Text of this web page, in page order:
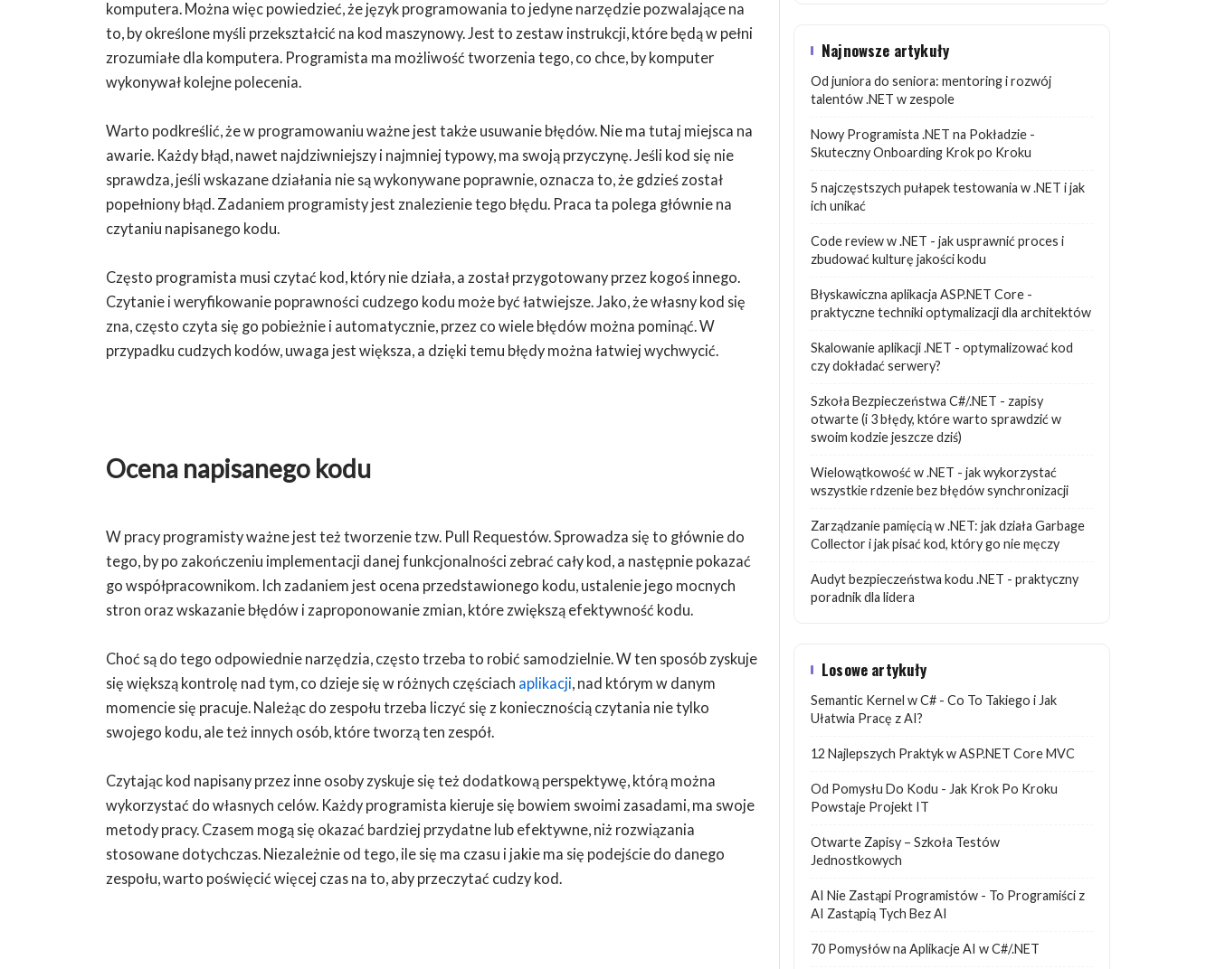
komputera. Można więc powiedzieć, że język programowania to jedyne narzędzie pozwalające na
to, by określone myśli przekształcić na kod maszynowy. Jest to zestaw instrukcji, które będą w pełni
zrozumiałe dla komputera. Programista ma możliwość tworzenia tego, co chce, by komputer
wykonywał kolejne polecenia.
Warto podkreślić, że w programowaniu ważne jest także usuwanie błędów. Nie ma tutaj miejsca na
awarie. Każdy błąd, nawet najdziwniejszy i najmniej typowy, ma swoją przyczynę. Jeśli kod się nie
sprawdza, jeśli wskazane działania nie są wykonywane poprawnie, oznacza to, że gdzieś został
popełniony błąd. Zadaniem programisty jest znalezienie tego błędu. Praca ta polega głównie na
czytaniu napisanego kodu.
Często programista musi czytać kod, który nie działa, a został przygotowany przez kogoś innego.
Czytanie i weryfikowanie poprawności cudzego kodu może być łatwiejsze. Jako, że własny kod się
zna, często czyta się go pobieżnie i automatycznie, przez co wiele błędów można pominąć. W
przypadku cudzych kodów, uwaga jest większa, a dzięki temu błędy można łatwiej wychwycić.
Ocena napisanego kodu
W pracy programisty ważne jest też tworzenie tzw. Pull Requestów. Sprowadza się to głównie do
tego, by po zakończeniu implementacji danej funkcjonalności zebrać cały kod, a następnie pokazać
go współpracownikom. Ich zadaniem jest ocena przedstawionego kodu, ustalenie jego mocnych
stron oraz wskazanie błędów i zaproponowanie zmian, które zwiększą efektywność kodu.
Choć są do tego odpowiednie narzędzia, często trzeba to robić samodzielnie. W ten sposób zyskuje
się większą kontrolę nad tym, co dzieje się w różnych częściach aplikacji, nad którym w danym
momencie się pracuje. Należąc do zespołu trzeba liczyć się z koniecznością czytania nie tylko
swojego kodu, ale też innych osób, które tworzą ten zespół.
Czytając kod napisany przez inne osoby zyskuje się też dodatkową perspektywę, którą można
wykorzystać do własnych celów. Każdy programista kieruje się bowiem swoimi zasadami, ma swoje
metody pracy. Czasem mogą się okazać bardziej przydatne lub efektywne, niż rozwiązania
stosowane dotychczas. Niezależnie od tego, ile się ma czasu i jakie ma się podejście do danego
zespołu, warto poświęcić więcej czas na to, aby przeczytać cudzy kod.
Najnowsze artykuły
Od juniora do seniora: mentoring i rozwój
talentów .NET w zespole
Nowy Programista .NET na Pokładzie -
Skuteczny Onboarding Krok po Kroku
5 najczęstszych pułapek testowania w .NET i jak
ich unikać
Code review w .NET - jak usprawnić proces i
zbudować kulturę jakości kodu
Błyskawiczna aplikacja ASP.NET Core -
praktyczne techniki optymalizacji dla architektów
Skalowanie aplikacji .NET - optymalizować kod
czy dokładać serwery?
Szkoła Bezpieczeństwa C#/.NET - zapisy
otwarte (i 3 błędy, które warto sprawdzić w
swoim kodzie jeszcze dziś)
Wielowątkowość w .NET - jak wykorzystać
wszystkie rdzenie bez błędów synchronizacji
Zarządzanie pamięcią w .NET: jak działa Garbage
Collector i jak pisać kod, który go nie męczy
Audyt bezpieczeństwa kodu .NET - praktyczny
poradnik dla lidera
Losowe artykuły
Semantic Kernel w C# - Co To Takiego i Jak
Ułatwia Pracę z AI?
12 Najlepszych Praktyk w ASP.NET Core MVC
Od Pomysłu Do Kodu - Jak Krok Po Kroku
Powstaje Projekt IT
Otwarte Zapisy – Szkoła Testów
Jednostkowych
AI Nie Zastąpi Programistów - To Programiści z
AI Zastąpią Tych Bez AI
70 Pomysłów na Aplikacje AI w C#/.NET